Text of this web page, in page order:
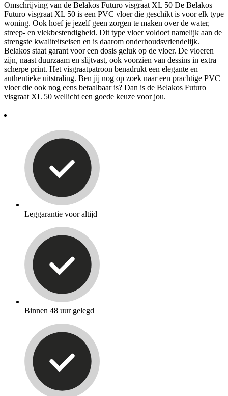
Omschrijving van de Belakos Futuro visgraat XL 50 De Belakos
Futuro visgraat XL 50 is een PVC vloer die geschikt is voor elk type
woning. Ook hoef je jezelf geen zorgen te maken over de water,
streep- en vlekbestendigheid. Dit type vloer voldoet namelijk aan de
strengste kwaliteitseisen en is daarom onderhoudsvriendelijk.
Belakos staat garant voor een dosis geluk op de vloer. De vloeren
zijn, naast duurzaam en slijtvast, ook voorzien van dessins in extra
scherpe print. Het visgraatpatroon benadrukt een elegante en
authentieke uitstraling. Ben jij nog op zoek naar een prachtige PVC
vloer die ook nog eens betaalbaar is? Dan is de Belakos Futuro
visgraat XL 50 wellicht een goede keuze voor jou.
Leggarantie voor altijd
Binnen 48 uur gelegd